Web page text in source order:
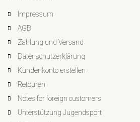
Impressum
AGB
Zahlung und Versand
Datenschutzerklärung
Kundenkonto erstellen
Retouren
Notes for foreign customers
Unterstützung Jugendsport